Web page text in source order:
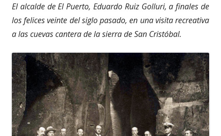
El alcalde de El Puerto, Eduardo Ruiz Golluri, a finales de
los felices veinte del siglo pasado, en una visita recreativa
a las cuevas cantera de la sierra de San Cristóbal.